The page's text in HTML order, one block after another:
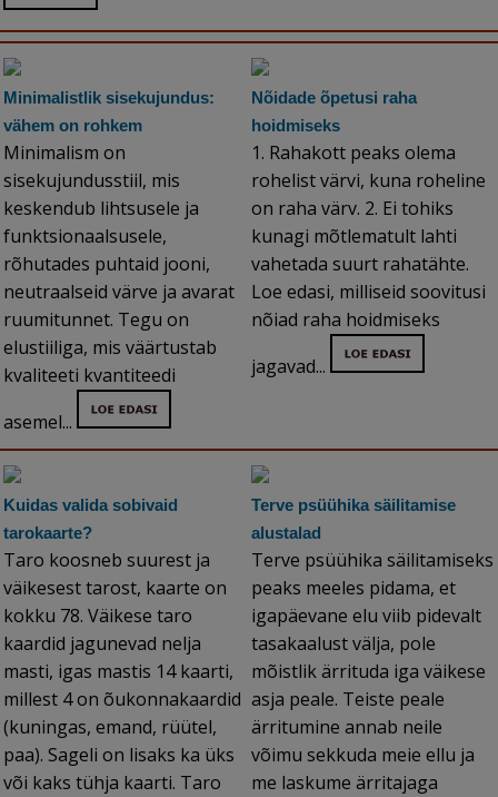
Minimalistlik sisekujundus:
vähem on rohkem
Minimalism on
sisekujundusstiil, mis
keskendub lihtsusele ja
funktsionaalsusele,
rõhutades puhtaid jooni,
neutraalseid värve ja avarat
ruumitunnet. Tegu on
elustiiliga, mis väärtustab
kvaliteeti kvantiteedi
asemel...
Nõidade õpetusi raha
hoidmiseks
1. Rahakott peaks olema
rohelist värvi, kuna roheline
on raha värv. 2. Ei tohiks
kunagi mõtlematult lahti
vahetada suurt rahatähte.
Loe edasi, milliseid soovitusi
nõiad raha hoidmiseks
jagavad...
Kuidas valida sobivaid
tarokaarte?
Taro koosneb suurest ja
väikesest tarost, kaarte on
kokku 78. Väikese taro
kaardid jagunevad nelja
masti, igas mastis 14 kaarti,
millest 4 on õukonnakaardid
(kuningas, emand, rüütel,
paa). Sageli on lisaks ka üks
või kaks tühja kaarti. Taro
Terve psüühika säilitamise
alustalad
Terve psüühika säilitamiseks
peaks meeles pidama, et
igapäevane elu viib pidevalt
tasakaalust välja, pole
mõistlik ärrituda iga väikese
asja peale. Teiste peale
ärritumine annab neile
võimu sekkuda meie ellu ja
me laskume ärritajaga